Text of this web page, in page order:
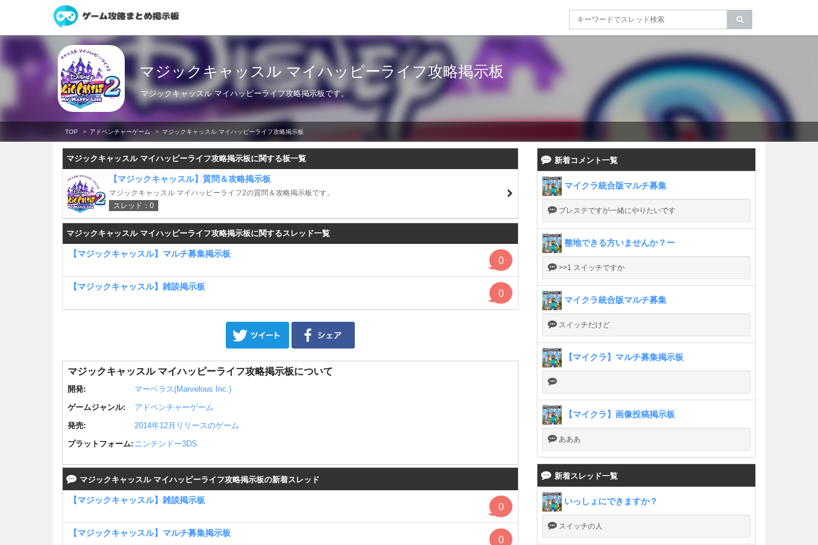
マジックキャッスル マイハッピーライフ攻略掲示板
マジックキャッスル マイハッピーライフ攻略掲示板です。
TOP アドベンチャーゲーム マジックキャッスル マイハッピーライフ攻略掲示板
マジックキャッスル マイハッピーライフ攻略掲示板に関する板一覧
【マジックキャッスル】質問＆攻略掲示板
マジックキャッスル マイハッピーライフ2の質問＆攻略掲示板です。
スレッド：0
マジックキャッスル マイハッピーライフ攻略掲示板に関するスレッド一覧
【マジックキャッスル】マルチ募集掲示板
0
【マジックキャッスル】雑談掲示板
0
マジックキャッスル マイハッピーライフ攻略掲示板について
開発:
マーベラス(Marvelous Inc.)
ゲームジャンル:
アドベンチャーゲーム
発売:
2014年12月リリースのゲーム
プラットフォーム: ニンテンドー3DS
マジックキャッスル マイハッピーライフ攻略掲示板の新着スレッド
【マジックキャッスル】雑談掲示板
0
【マジックキャッスル】マルチ募集掲示板
0
新着コメント一覧
マイクラ統合版マルチ募集
プレステですが一緒にやりたいです
整地できる方いませんか？ー
>>1 スイッチですか
マイクラ統合版マルチ募集
スイッチだけど
【マイクラ】マルチ募集掲示板
【マイクラ】画像投稿掲示板
あああ
新着スレッド一覧
いっしょにできますか？
スイッチの人